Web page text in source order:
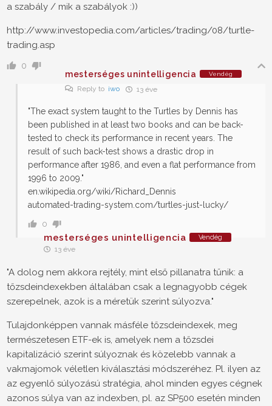
a szabály / mik a szabályok :))
http://www.investopedia.com/articles/trading/08/turtle-
trading.asp
0
mesterséges unintelligencia
Vendég
Reply to iwo 13 éve
"The exact system taught to the Turtles by Dennis has
been published in at least two books and can be back-
tested to check its performance in recent years. The
result of such back-test shows a drastic drop in
performance after 1986, and even a flat performance from
1996 to 2009."
en.wikipedia.org/wiki/Richard_Dennis
automated-trading-system.com/turtles-just-lucky/
0
mesterséges unintelligencia Vendég
13 éve
"A dolog nem akkora rejtély, mint első pillanatra tűnik: a
tőzsdeindexekben általában csak a legnagyobb cégek
szerepelnek, azok is a méretük szerint súlyozva."
Tulajdonképpen vannak másféle tőzsdeindexek, meg
természetesen ETF-ek is, amelyek nem a tőzsdei
kapitalizáció szerint súlyoznak és közelebb vannak a
vakmajomok véletlen kiválasztási módszeréhez. Pl. ilyen az
az egyenlő súlyozású stratégia, ahol minden egyes cégnek
azonos súlya van az indexben, pl. az SP500 esetén minden